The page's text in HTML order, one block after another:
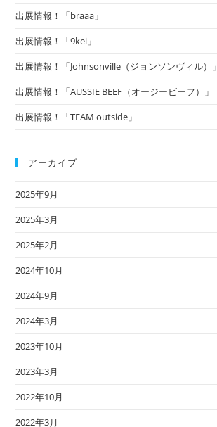
出展情報！「braaa」
出展情報！「9kei」
出展情報！「Johnsonville（ジョンソンヴィル）」
出展情報！「AUSSIE BEEF（オージービーフ）」
出展情報！「TEAM outside」
アーカイブ
2025年9月
2025年3月
2025年2月
2024年10月
2024年9月
2024年3月
2023年10月
2023年3月
2022年10月
2022年3月